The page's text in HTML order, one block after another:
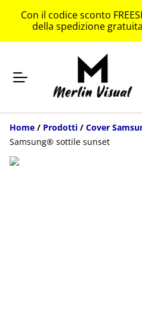
Con il codice sconto
della spedizione
Home / Prodotti / Cover
Samsung® sottile sunset